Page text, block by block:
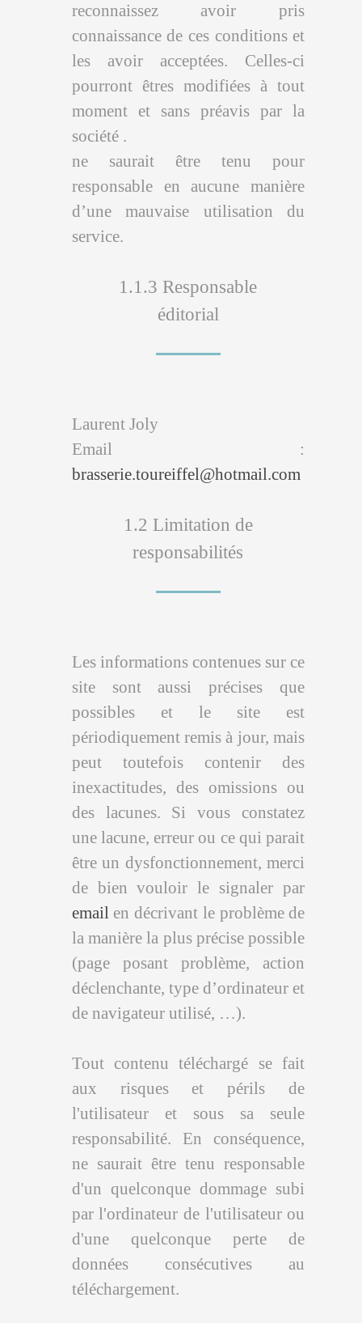
reconnaissez avoir pris
connaissance de ces conditions et
les avoir acceptées. Celles-ci
pourront êtres modifiées à tout
moment et sans préavis par la
société .
ne saurait être tenu pour
responsable en aucune manière
d’une mauvaise utilisation du
service.
1.1.3 Responsable
éditorial
Laurent Joly
Email :
brasserie.toureiffel@hotmail.com
1.2 Limitation de
responsabilités
Les informations contenues sur ce
site sont aussi précises que
possibles et le site est
périodiquement remis à jour, mais
peut toutefois contenir des
inexactitudes, des omissions ou
des lacunes. Si vous constatez
une lacune, erreur ou ce qui parait
être un dysfonctionnement, merci
de bien vouloir le signaler par
emailen décrivant le problème de
la manière la plus précise possible
(page posant problème, action
déclenchante, type d’ordinateur et
de navigateur utilisé, …).
Tout contenu téléchargé se fait
aux risques et périls de
l'utilisateur et sous sa seule
responsabilité. En conséquence,
ne saurait être tenu responsable
d'un quelconque dommage subi
par l'ordinateur de l'utilisateur ou
d'une quelconque perte de
données consécutives au
téléchargement.